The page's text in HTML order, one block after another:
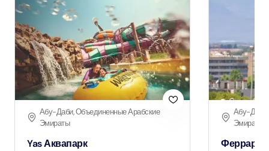
Абу-Даби, Объединенные Арабские
Эмираты
Yas Аквапарк
Абу-
Эмираты
Феррари